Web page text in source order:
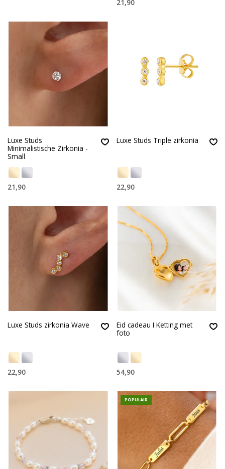
21,90
Luxe Studs
Minimalistische Zirkonia -
Small
21,90
Luxe Studs Triple zirkonia
22,90
Luxe Studs zirkonia Wave
22,90
Eid cadeau I Ketting met
foto
54,90
POPULAIR